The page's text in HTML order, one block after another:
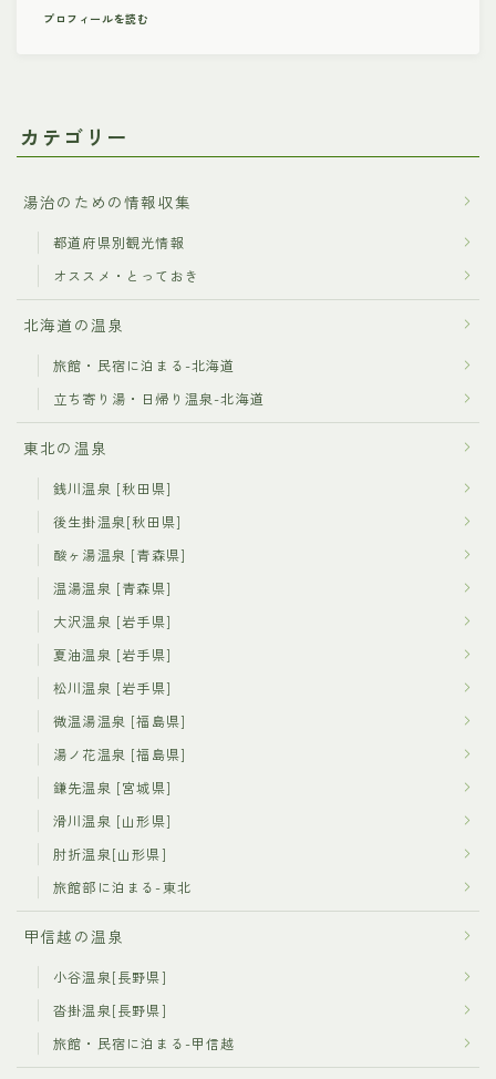
プロフィールを読む
カテゴリー
湯治のための情報収集
都道府県別観光情報
オススメ・とっておき
北海道の温泉
旅館・民宿に泊まる-北海道
立ち寄り湯・日帰り温泉-北海道
東北の温泉
銭川温泉 [秋田県]
後生掛温泉[秋田県]
酸ヶ湯温泉 [青森県]
温湯温泉 [青森県]
大沢温泉 [岩手県]
夏油温泉 [岩手県]
松川温泉 [岩手県]
微温湯温泉 [福島県]
湯ノ花温泉 [福島県]
鎌先温泉 [宮城県]
滑川温泉 [山形県]
肘折温泉[山形県]
旅館部に泊まる-東北
甲信越の温泉
小谷温泉[長野県]
沓掛温泉[長野県]
旅館・民宿に泊まる-甲信越